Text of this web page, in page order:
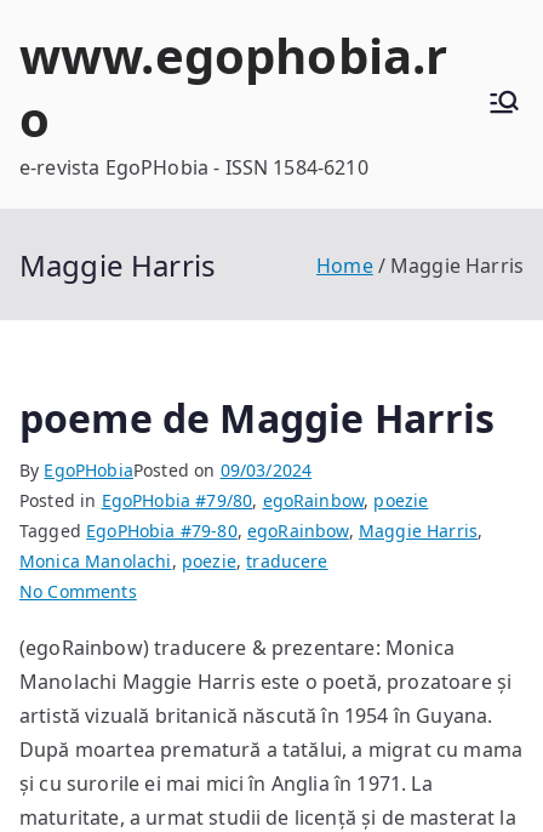
www.egophobia.r
o
e-revista EgoPHobia - ISSN 1584-6210
Maggie Harris Home Maggie Harris
poeme de Maggie Harris
By EgoPHobiaPosted on 09/03/2024
Posted in EgoPHobia #79/80, egoRainbow, poezie
Tagged EgoPHobia #79-80,egoRainbow, Maggie Harris,
Monica Manolachi, poezie,traducere
No Commentson
de
Maggie
Harris
(egoRainbow) traducere & prezentare: Monica
Manolachi Maggie Harris este o poetă, prozatoare și
artistă vizuală britanică născută în 1954 în Guyana.
După moartea prematură a tatălui, a migrat cu mama
și cu surorile ei mai mici în Anglia în 1971. La
maturitate, a urmat studii de licență și de masterat la